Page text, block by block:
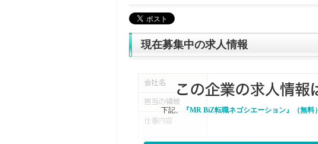
現在募集中の求人情報
下記、 『MR BiZ転職ネゴシエーション』（無料）